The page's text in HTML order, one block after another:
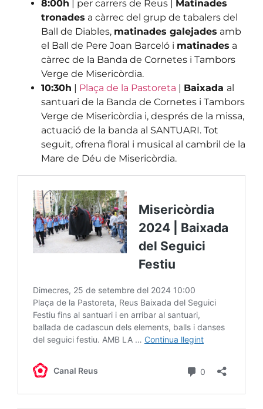
8:00h | per carrers de Reus |
Matinades
tronades a càrrec del grup de tabalers del
Ball de Diables, matinades galejades amb
el Ball de Pere Joan Barceló i matinades a
càrrec de la Banda de Cornetes i Tambors
Verge de Misericòrdia.
10:30h | Plaça de la Pastoreta | Baixada al
santuari de la Banda de Cornetes i Tambors
Verge de Misericòrdia i, després de la missa,
actuació de la banda al SANTUARI. Tot
seguit, ofrena floral i musical al cambril de la
Mare de Déu de Misericòrdia.